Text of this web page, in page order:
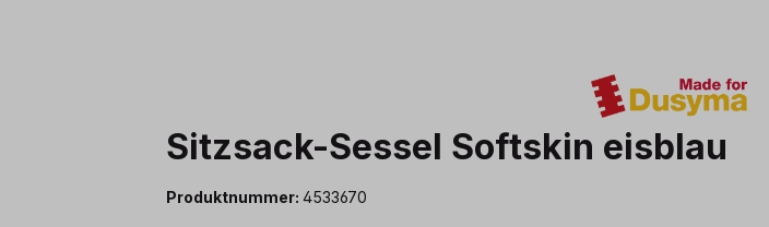
Sitzsack-Sessel Softskin eisblau
Produktnummer:4533670